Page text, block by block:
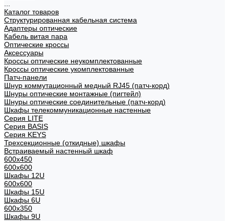
Каталог товаров
Структурированная кабельная система
Адаптеры оптические
Кабель витая пара
Оптические кроссы
Аксессуары
Кроссы оптические неукомплектованные
Кроссы оптические укомплектованные
Патч-панели
Шнур коммутационный медный RJ45 (патч-корд)
Шнуры оптические монтажные (пигтейл)
Шнуры оптические соединительные (патч-корд)
Шкафы телекоммуникационные настенные
Cерия LITE
Cерия BASIS
Cерия KEYS
Трехсекционные (откидные) шкафы
Встраиваемый настенный шкаф
600x450
600x600
Шкафы 12U
600x600
Шкафы 15U
Шкафы 6U
600x350
Шкафы 9U